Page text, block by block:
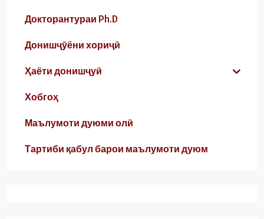
Докторантураи Ph.D
Донишҷӯёни хориҷӣ
Ҳаёти донишҷуӣ
Хобгоҳ
Маълумоти дуюми олӣ
Тартиби қабул барои маълумоти дуюм